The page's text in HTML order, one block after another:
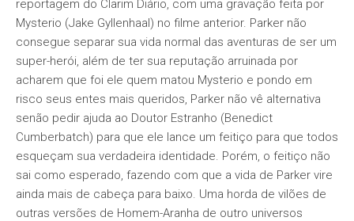
reportagem do Clarim Diário, com uma gravação feita por
Mysterio (Jake Gyllenhaal) no filme anterior. Parker não
consegue separar sua vida normal das aventuras de ser um
super-herói, além de ter sua reputação arruinada por
acharem que foi ele quem matou Mysterio e pondo em
risco seus entes mais queridos, Parker não vê alternativa
senão pedir ajuda ao Doutor Estranho (Benedict
Cumberbatch) para que ele lance um feitiço para que todos
esqueçam sua verdadeira identidade. Porém, o feitiço não
sai como esperado, fazendo com que a vida de Parker vire
ainda mais de cabeça para baixo. Uma horda de vilões de
outras versões de Homem-Aranha de outro universos